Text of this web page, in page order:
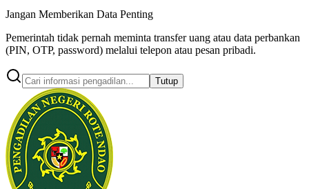
Jangan Memberikan Data Penting
Pemerintah tidak pernah meminta transfer uang atau data perbankan
(PIN, OTP, password) melalui telepon atau pesan pribadi.
Tutup